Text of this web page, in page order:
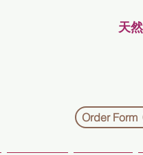
天
Order Form